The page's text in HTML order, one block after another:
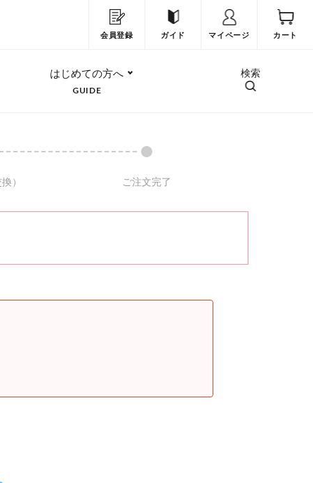
会員登録
ガイド マイページ カート
はじめての方へ
GUIDE
検索
） ご注文完了